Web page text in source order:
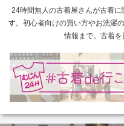
24時間無人の古着屋さんが古着
す。初心者向けの買い方やお洗濯
情報まで。古着を